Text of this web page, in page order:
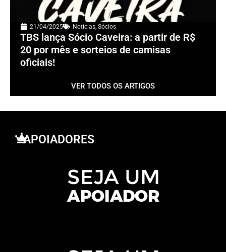
21/04/2025 Notícias, Sócios
TBS lança Sócio Caveira: a partir de R$
20 por mês e sorteios de camisas
oficiais!
VER TODOS OS ARTIGOS
APOIADORES